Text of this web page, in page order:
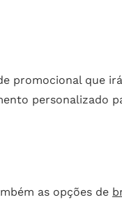
promocional que
personalizado
as opções de